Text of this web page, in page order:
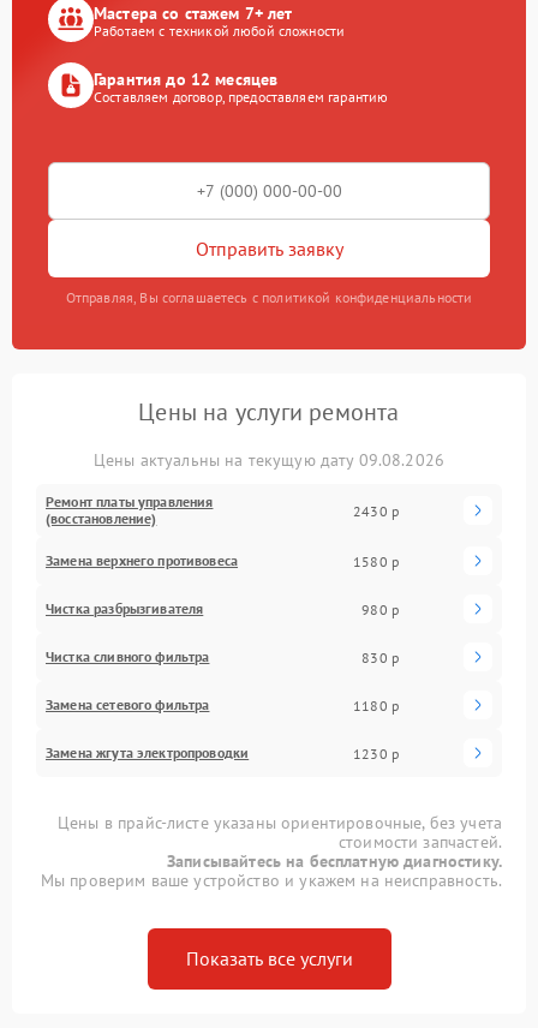
Мастера со стажем 7+ лет
Работаем с техникой любой сложности
Гарантия до 12 месяцев
Составляем договор, предоставляем гарантию
Отправить заявку
Отправляя, Вы соглашаетесь с политикой конфиденциальности
Цены на услуги ремонта
Цены актуальны на текущую дату 09.08.2026
Ремонт платы управления
(восстановление)
2430 р
Замена верхнего противовеса 1580 р
Чистка разбрызгивателя 980 р
Чистка сливного фильтра 830 р
Замена сетевого фильтра 1180 р
Замена жгута электропроводки 1230 р
Цены в прайс-листе указаны ориентировочные, без учета
стоимости запчастей.
Записывайтесь на бесплатную диагностику.
Мы проверим ваше устройство и укажем на неисправность.
Показать все услуги